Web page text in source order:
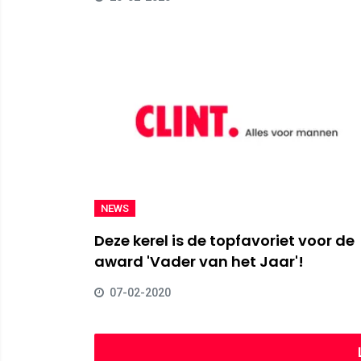
NEWS
Deze kerel is de topfavoriet voor de
award 'Vader van het Jaar'!
07-02-2020